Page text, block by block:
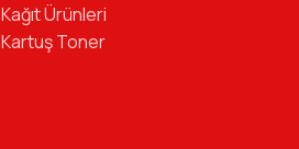
Kağıt Ürünleri
Kartuş Toner